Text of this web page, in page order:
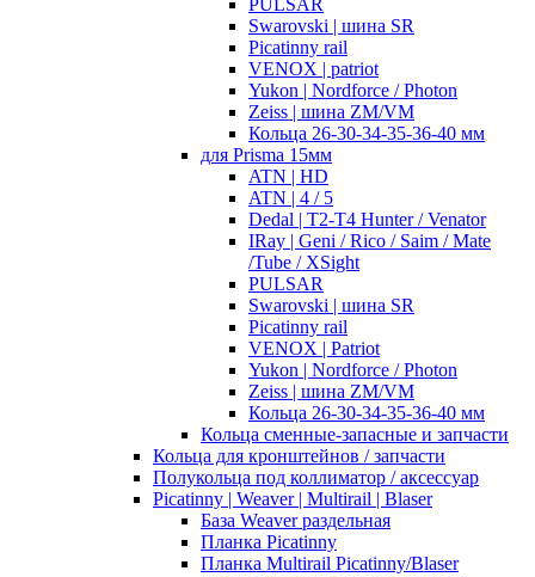
PULSAR
Swarovski | шина SR
Picatinny rail
VENOX | patriot
Yukon | Nordforce / Photon
Zeiss | шина ZM/VM
Кольца 26-30-34-35-36-40 мм
для Prisma 15мм
ATN | HD
ATN | 4 / 5
Dedal | T2-T4 Hunter / Venator
IRay | Geni / Rico / Saim / Mate
/Tube / XSight
PULSAR
Swarovski | шина SR
Picatinny rail
VENOX | Patriot
Yukon | Nordforce / Photon
Zeiss | шина ZM/VM
Кольца 26-30-34-35-36-40 мм
Кольца сменные-запасные и запчасти
Кольца для кронштейнов / запчасти
Полукольца под коллиматор / аксессуар
Picatinny | Weaver | Multirail | Blaser
База Weaver раздельная
Планка Picatinny
Планка Multirail Picatinny/Blaser